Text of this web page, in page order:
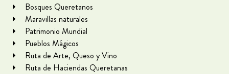
Bosques Queretanos
Maravillas naturales
Patrimonio Mundial
Pueblos Mágicos
Ruta de Arte, Queso y Vino
Ruta de Haciendas Queretanas